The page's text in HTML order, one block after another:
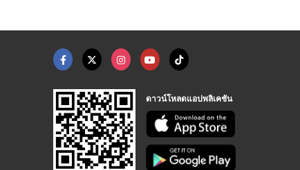
ดาวน์โหลดแอปพลิเคชัน